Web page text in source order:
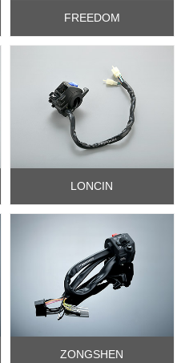
FREEDOM
LONCIN
ZONGSHEN